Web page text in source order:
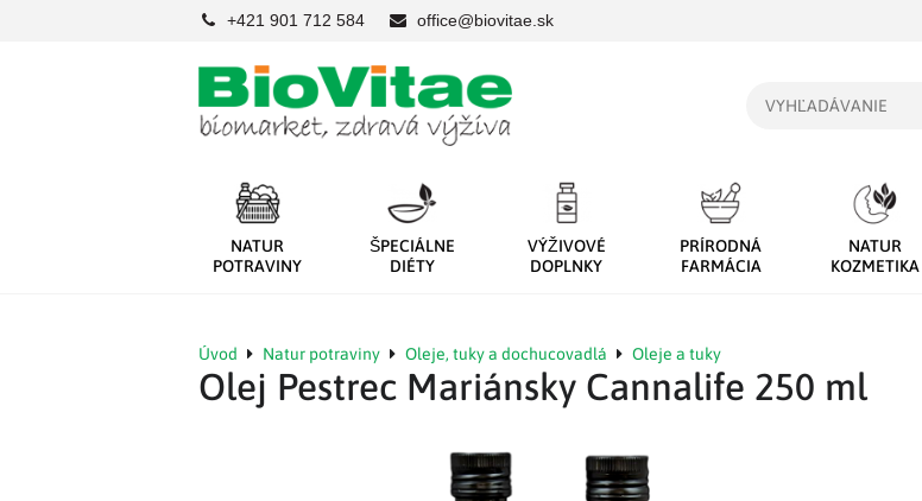
+421 901 712 584 office@biovitae.sk
NATUR
POTRAVINY
ŠPECIÁLNE
DIÉTY
VÝŽIVOVÉ
DOPLNKY
PRÍRODNÁ
FARMÁCIA
NATUR
KOZMETIKA
Úvod Natur potraviny Oleje, tuky a dochucovadlá Oleje a tuky
Olej Pestrec Mariánsky Cannalife 250 ml